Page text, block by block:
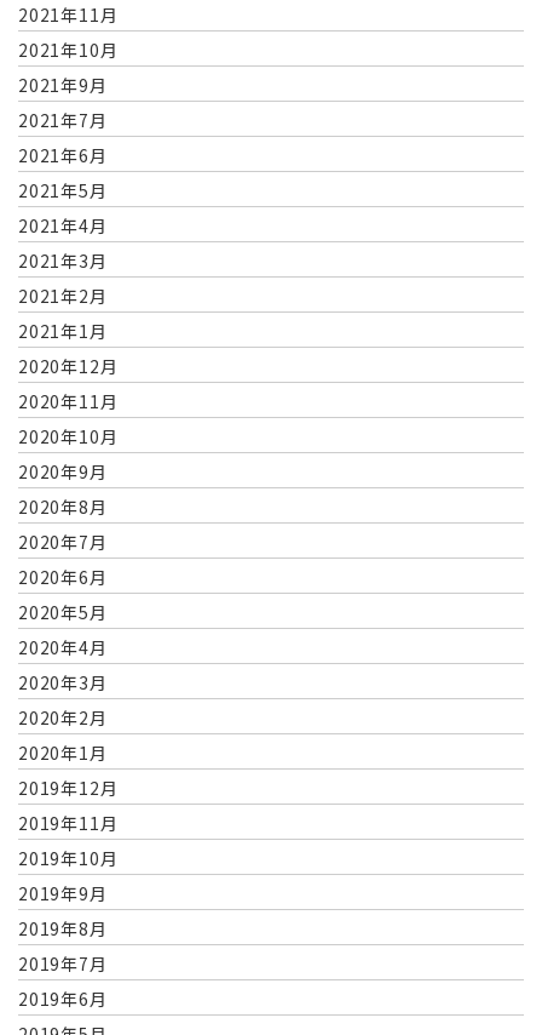
2021年11月
2021年10月
2021年9月
2021年7月
2021年6月
2021年5月
2021年4月
2021年3月
2021年2月
2021年1月
2020年12月
2020年11月
2020年10月
2020年9月
2020年8月
2020年7月
2020年6月
2020年5月
2020年4月
2020年3月
2020年2月
2020年1月
2019年12月
2019年11月
2019年10月
2019年9月
2019年8月
2019年7月
2019年6月